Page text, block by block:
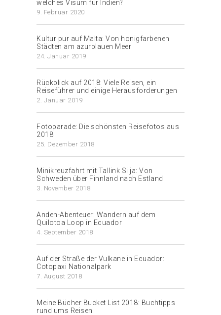
welches Visum für Indien?
9. Februar 2020
Kultur pur auf Malta: Von honigfarbenen
Städten am azurblauen Meer
24. Januar 2019
Rückblick auf 2018: Viele Reisen, ein
Reiseführer und einige Herausforderungen
2. Januar 2019
Fotoparade: Die schönsten Reisefotos aus
2018
25. Dezember 2018
Minikreuzfahrt mit Tallink Silja: Von
Schweden über Finnland nach Estland
3. November 2018
Anden-Abenteuer: Wandern auf dem
Quilotoa Loop in Ecuador
4. September 2018
Auf der Straße der Vulkane in Ecuador:
Cotopaxi Nationalpark
7. August 2018
Meine Bücher Bucket List 2018: Buchtipps
rund ums Reisen